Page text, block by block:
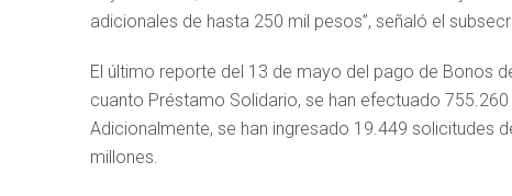
adicionales de hasta 250 mil pesos”, señaló el
El último reporte del 13 de mayo del pago de Bonos
cuanto Préstamo Solidario, se han efectuado
Adicionalmente, se han ingresado 19.449 solicitudes
millones.